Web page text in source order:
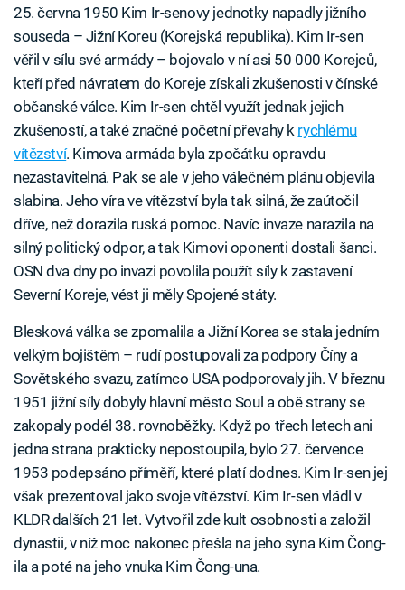
25. června 1950 Kim Ir-senovy jednotky napadly jižního
souseda – Jižní Koreu (Korejská republika). Kim Ir-sen
věřil v sílu své armády – bojovalo v ní asi 50 000 Korejců,
kteří před návratem do Koreje získali zkušenosti v čínské
občanské válce. Kim Ir-sen chtěl využít jednak jejich
zkušeností, a také značné početní převahy k rychlému
vítězství. Kimova armáda byla zpočátku opravdu
nezastavitelná. Pak se ale v jeho válečném plánu objevila
slabina. Jeho víra ve vítězství byla tak silná, že zaútočil
dříve, než dorazila ruská pomoc. Navíc invaze narazila na
silný politický odpor, a tak Kimovi oponenti dostali šanci.
OSN dva dny po invazi povolila použít síly k zastavení
Severní Koreje, vést ji měly Spojené státy.
Blesková válka se zpomalila a Jižní Korea se stala jedním
velkým bojištěm – rudí postupovali za podpory Číny a
Sovětského svazu, zatímco USA podporovaly jih. V březnu
1951 jižní síly dobyly hlavní město Soul a obě strany se
zakopaly podél 38. rovnoběžky. Když po třech letech ani
jedna strana prakticky nepostoupila, bylo 27. července
1953 podepsáno příměří, které platí dodnes. Kim Ir-sen jej
však prezentoval jako svoje vítězství. Kim Ir-sen vládl v
KLDR dalších 21 let. Vytvořil zde kult osobnosti a založil
dynastii, v níž moc nakonec přešla na jeho syna Kim Čong-
ila a poté na jeho vnuka Kim Čong-una.